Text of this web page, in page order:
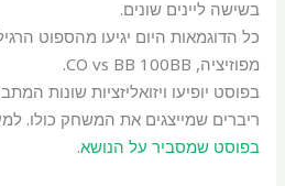
בשישה ליינים שונים.
כל הדוגמאות היום יגיעו מהספוט
מפוזיציה, CO vs BB 100BB.
ריברים שמייצגים את המשחק כולו.
בפוסט שמסביר על הנושא.